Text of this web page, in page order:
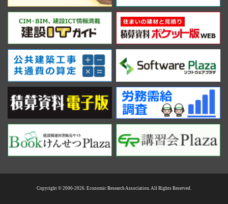
Copyright © 2000-2026. Economic Research Association. All Rights Reserved.